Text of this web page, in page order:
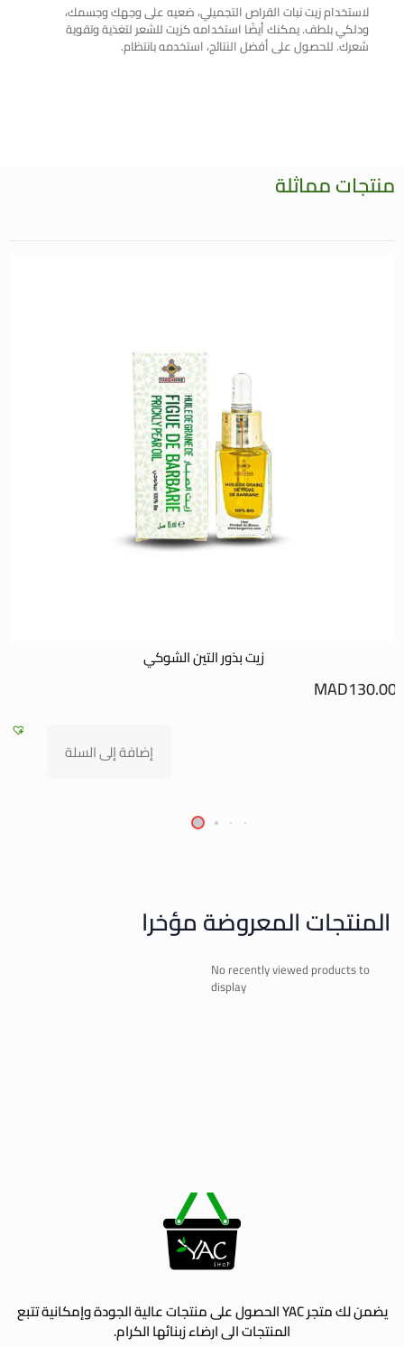
لاستخدام زيت نبات القراص التجميلي، ضعيه على وجهك وجسمك،
ودلكي بلطف. يمكنك أيضًا استخدامه كزيت للشعر لتغذية وتقوية
شعرك. للحصول على أفضل النتائج، استخدمه بانتظام.
منتجات مماثلة
زيت بذور التين الشوكي
MAD130.00
إضافة إلى السلة
المنتجات المعروضة مؤخرا
No recently viewed products to
display
يضمن لك متجر YAC الحصول على منتجات عالية الجودة وإمكانية تتبع
المنتجات الى ارضاء زبنائها الكرام.